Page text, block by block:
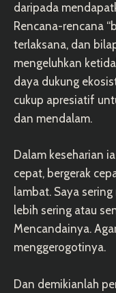
daripada
Rencana-rencana
terlaksana, dan
mengeluhkan
daya dukung
cukup apresiatif
dan mendalam.
Dalam keseharian
cepat, bergerak
lambat. Saya
lebih sering atau
Mencandainya.
menggerogotinya.
Dan demikianlah